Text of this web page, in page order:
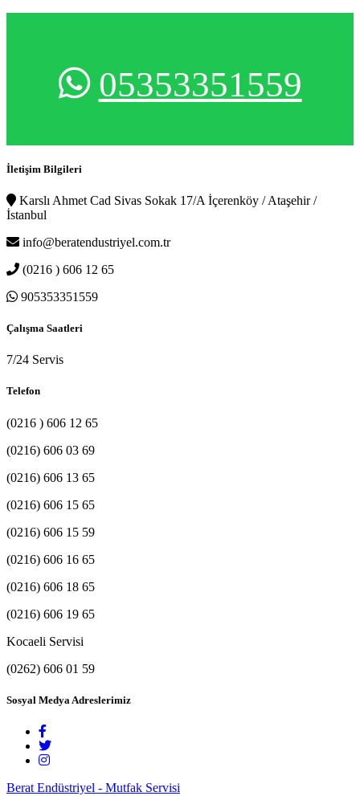
05353351559
İletişim Bilgileri
Karslı Ahmet Cad Sivas Sokak 17/A İçerenköy / Ataşehir /
İstanbul
info@beratendustriyel.com.tr
(0216 ) 606 12 65
905353351559
Çalışma Saatleri
7/24 Servis
Telefon
(0216 ) 606 12 65
(0216) 606 03 69
(0216) 606 13 65
(0216) 606 15 65
(0216) 606 15 59
(0216) 606 16 65
(0216) 606 18 65
(0216) 606 19 65
Kocaeli Servisi
(0262) 606 01 59
Sosyal Medya Adreslerimiz
Berat Endüstriyel - Mutfak Servisi